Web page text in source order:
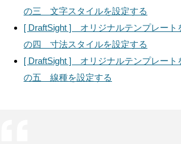
の三 文字スタイルを設定する
[ DraftSight ] オリジナルテンプレー
の四 寸法スタイルを設定する
[ DraftSight ] オリジナルテンプレー
の五 線種を設定する